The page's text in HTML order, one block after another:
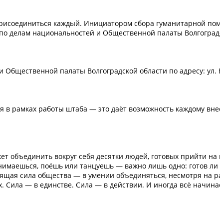
каждый. Инициатором сбора гуманитарной
делам национальностей и Общественной палаты
палаты Волгоградской области по адресу: ул.
рамках работы штаба — это даёт возможность каждому
объединить вокруг себя десятки людей, готовых прийти
поёшь или танцуешь — важно лишь одно: готов
сила общества — в умении объединяться, несмотря на
— в единстве. Сила — в действии. И иногда всё